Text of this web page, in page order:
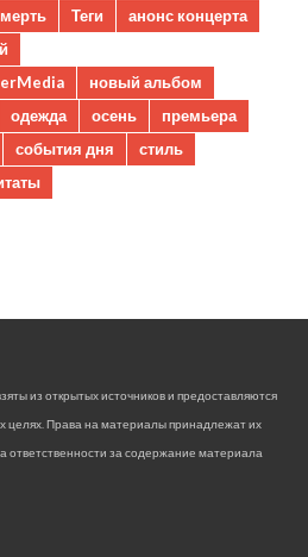
Теги
анонс концерта
новый альбом
одежда осень
премьера
события дня
стиль
из открытых источников и предоставляются
целях. Права на материалы принадлежат их
ответственности за содержание материала